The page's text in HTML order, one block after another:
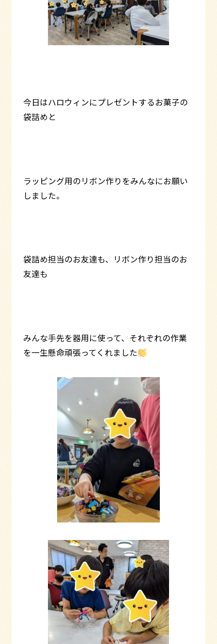
今日はハロウィンにプレゼントするお菓子の
袋詰めと
ラッピング用のリボン作りをみんなにお願い
しました。
袋詰め担当のお友達も、リボン作り担当のお
友達も
みんな手先を器用に使って、それぞれの作業
を一生懸命頑張ってくれました